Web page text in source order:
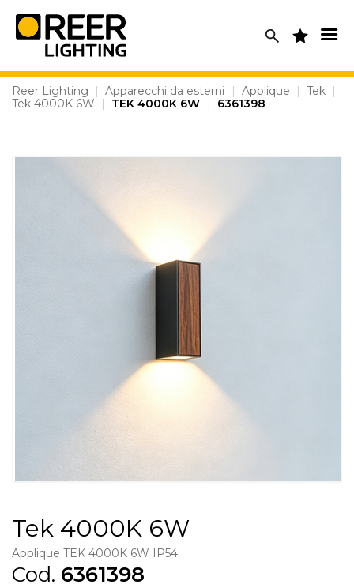
content
Reer Lighting | Apparecchi da esterni | Applique | Tek |
Tek 4000K 6W
| TEK 4000K 6W | 6361398
Tek 4000K 6W
Applique TEK 4000K 6W IP54
Cod. 6361398